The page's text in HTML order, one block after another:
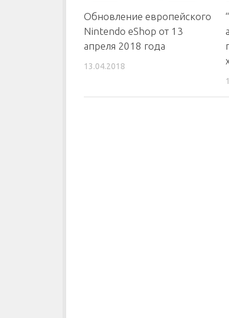
Обновление европейского
Nintendo eShop от 13
апреля 2018 года
13.04.2018